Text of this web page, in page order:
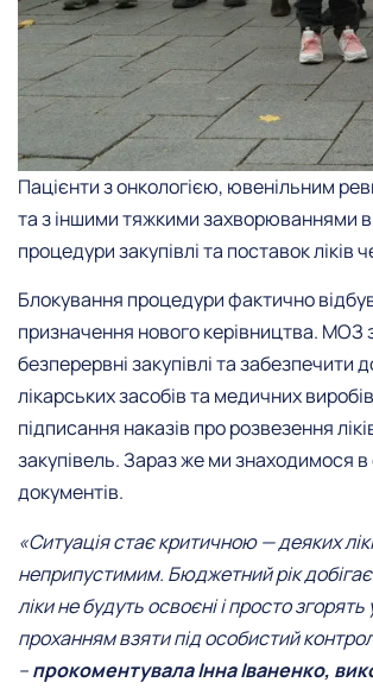
Пацієнти з онкологією, ювенільним
та з іншими тяжкими захворюваннями
процедури закупівлі та поставок ліків
Блокування процедури фактично
призначення нового керівництва.
безперервні закупівлі та
лікарських засобів та медичних
підписання наказів про розвезення
закупівель. Зараз же ми знаходимося в
документів.
«Ситуація стає критичною — деяких
неприпустимим. Бюджетний рік
ліки не будуть освоєні і просто
проханням взяти під особистий
–прокоментувала Інна Іваненко,